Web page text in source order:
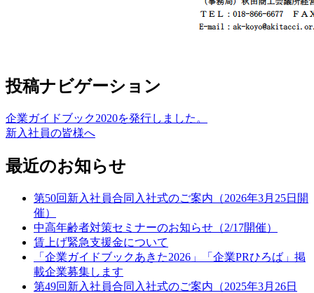
投稿ナビゲーション
企業ガイドブック2020を発行しました。
新入社員の皆様へ
最近のお知らせ
第50回新入社員合同入社式のご案内（2026年3月25日開
催）
中高年齢者対策セミナーのお知らせ（2/17開催）
賃上げ緊急支援金について
「企業ガイドブックあきた2026」「企業PRひろば」掲
載企業募集します
第49回新入社員合同入社式のご案内（2025年3月26日